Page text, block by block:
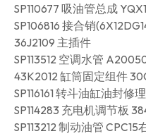
SP110677 吸油管总成
SP106816 接合销
36J2109 主插件
SP113512 空调水管
43K2012 缸筒固定组件
SP116161 转斗油缸油封修
SP114283 充电机调节板
SP113212 制动油管 CPC15